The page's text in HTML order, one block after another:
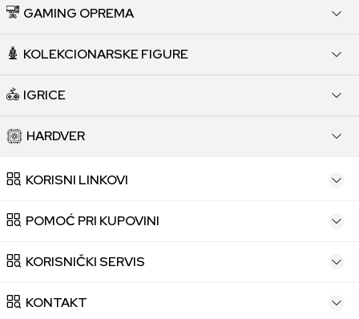
GAMING OPREMA
KOLEKCIONARSKE FIGURE
IGRICE
HARDVER
KORISNI LINKOVI
POMOĆ PRI KUPOVINI
KORISNIČKI SERVIS
KONTAKT